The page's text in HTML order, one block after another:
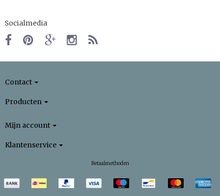
Socialmedia
Contact
Producten
Mijn account
Klantenservice
Betaalmethoden